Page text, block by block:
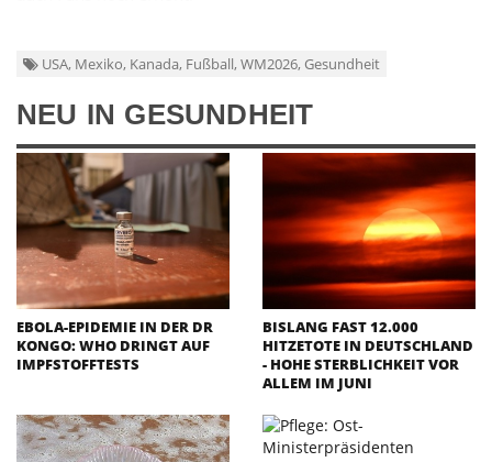
USA, Mexiko, Kanada, Fußball, WM2026, Gesundheit
NEU IN GESUNDHEIT
EBOLA-EPIDEMIE IN DER DR
KONGO: WHO DRINGT AUF
IMPFSTOFFTESTS
BISLANG FAST 12.000
HITZETOTE IN DEUTSCHLAND
- HOHE STERBLICHKEIT VOR
ALLEM IM JUNI